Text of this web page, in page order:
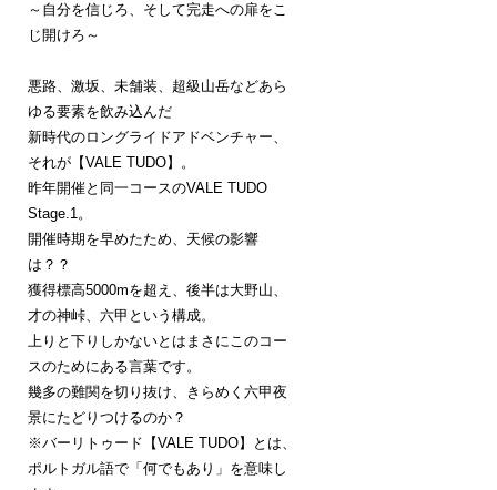
～自分を信じろ、そして完走への扉をこ
じ開けろ～
悪路、激坂、未舗装、超級山岳などあら
ゆる要素を飲み込んだ
新時代のロングライドアドベンチャー、
それが【VALE TUDO】。
昨年開催と同一コースのVALE TUDO
Stage.1。
開催時期を早めたため、天候の影響
は？？
獲得標高5000mを超え、後半は大野山、
才の神峠、六甲という構成。
上りと下りしかないとはまさにこのコー
スのためにある言葉です。
幾多の難関を切り抜け、きらめく六甲夜
景にたどりつけるのか？
※バーリトゥード【VALE TUDO】とは、
ポルトガル語で「何でもあり」を意味し